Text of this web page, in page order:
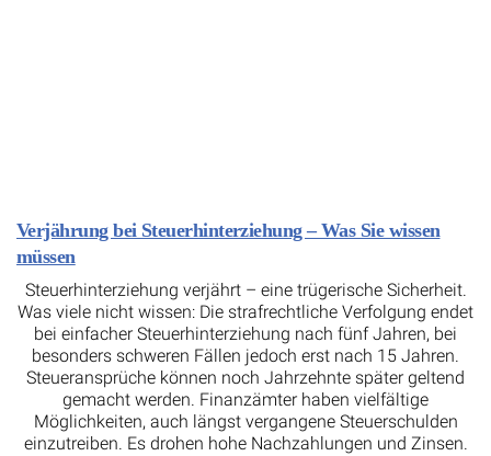
Verjährung bei Steuerhinterziehung – Was Sie wissen
müssen
Steuerhinterziehung verjährt – eine trügerische Sicherheit.
Was viele nicht wissen: Die strafrechtliche Verfolgung endet
bei einfacher Steuerhinterziehung nach fünf Jahren, bei
besonders schweren Fällen jedoch erst nach 15 Jahren.
Steueransprüche können noch Jahrzehnte später geltend
gemacht werden. Finanzämter haben vielfältige
Möglichkeiten, auch längst vergangene Steuerschulden
einzutreiben. Es drohen hohe Nachzahlungen und Zinsen.